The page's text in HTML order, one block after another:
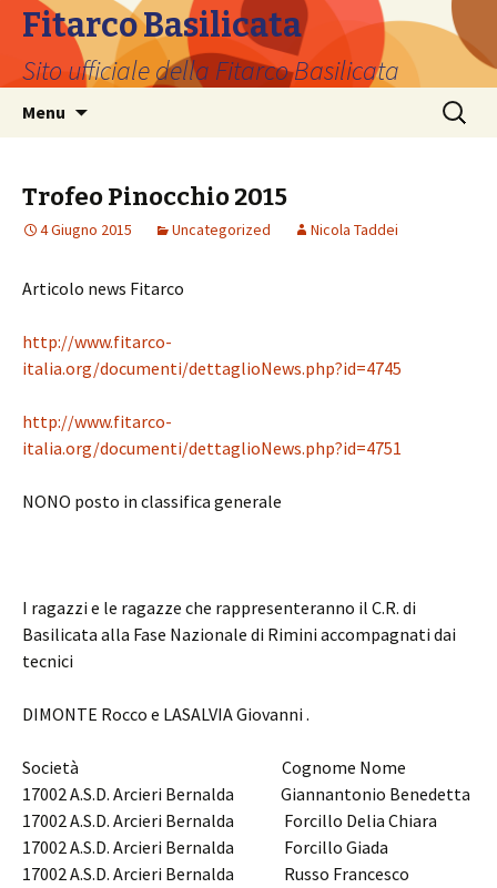
Fitarco Basilicata
Sito ufficiale della Fitarco Basilicata
Menu
Ricerca
per:
Trofeo Pinocchio 2015
4 Giugno 2015 Uncategorized Nicola Taddei
Articolo news Fitarco
http://www.fitarco-
italia.org/documenti/dettaglioNews.php?id=4745
http://www.fitarco-
italia.org/documenti/dettaglioNews.php?id=4751
NONO posto in classifica generale
I ragazzi e le ragazze che rappresenteranno il C.R. di
Basilicata alla Fase Nazionale di Rimini accompagnati dai
tecnici
DIMONTE Rocco e LASALVIA Giovanni .
Società Cognome Nome
17002 A.S.D. Arcieri Bernalda Giannantonio Benedetta
17002 A.S.D. Arcieri Bernalda Forcillo Delia Chiara
17002 A.S.D. Arcieri Bernalda Forcillo Giada
17002 A.S.D. Arcieri Bernalda Russo Francesco